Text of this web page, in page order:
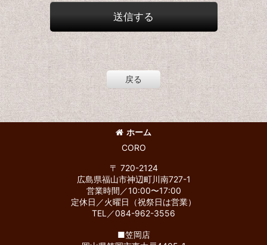
送信する
戻る
ホーム
CORO
〒 720-2124
広島県福山市神辺町川南727-1
営業時間／10:00〜17:00
定休日／火曜日（祝祭日は営業）
TEL／084-962-3556
■笠岡店